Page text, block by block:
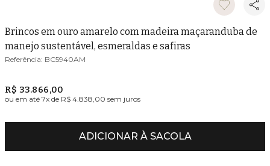
Brincos em ouro amarelo com madeira maçaranduba de
manejo sustentável, esmeraldas e safiras
BC5940AM
R$ 33.866,00
ou em até 7x de R$ 4.838,00 sem juros
ADICIONAR À SACOLA